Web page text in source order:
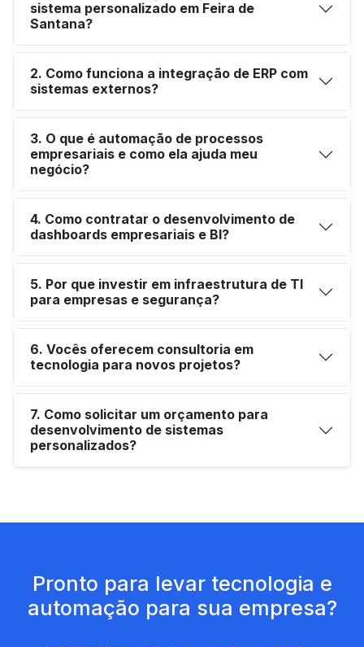
sistema personalizado em Feira de
Santana?
2. Como funciona a integração de ERP com
sistemas externos?
3. O que é automação de processos
empresariais e como ela ajuda meu
negócio?
4. Como contratar o desenvolvimento de
dashboards empresariais e BI?
5. Por que investir em infraestrutura de TI
para empresas e segurança?
6. Vocês oferecem consultoria em
tecnologia para novos projetos?
7. Como solicitar um orçamento para
desenvolvimento de sistemas
personalizados?
Pronto para levar tecnologia e
automação para sua empresa?